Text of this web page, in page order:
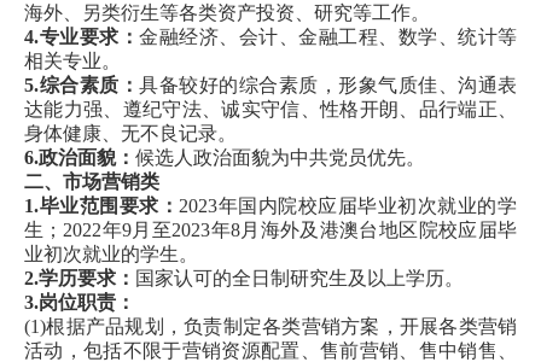
企业文化
荣誉专区
公司动态
加入我们
海外、另类衍生等各类资产投资、研究等工作。
4.专业要求： 金融经济、会计、金融工程、数学、统计等
相关专业。
5.综合素质： 具备较好的综合素质，形象气质佳、沟通表
达能力强、遵纪守法、诚实守信、性格开朗、品行端正、
身体健康、无不良记录。
6.政治面貌： 候选人政治面貌为中共党员优先。
二、市场营销类
1.毕业范围要求： 2023年国内院校应届毕业初次就业的学
生；2022年9月至2023年8月海外及港澳台地区院校应届毕
业初次就业的学生。
2.学历要求： 国家认可的全日制研究生及以上学历。
3.岗位职责：
(1)根据产品规划，负责制定各类营销方案，开展各类营销
活动，包括不限于营销资源配置、售前营销、售中销售、